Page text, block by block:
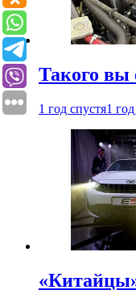
Такого вы
1 год спустя1